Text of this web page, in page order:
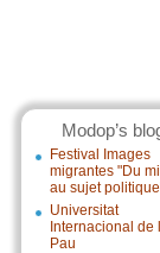
Modop’s
Festival Images
migrantes "Du
au sujet
Universitat
Internacional de
Pau